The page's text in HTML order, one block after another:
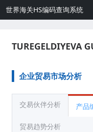
世界海关HS编码查询系统
TUREGELDIYEVA
企业贸易市场分析
交易伙伴分析 产品
贸易趋势分析